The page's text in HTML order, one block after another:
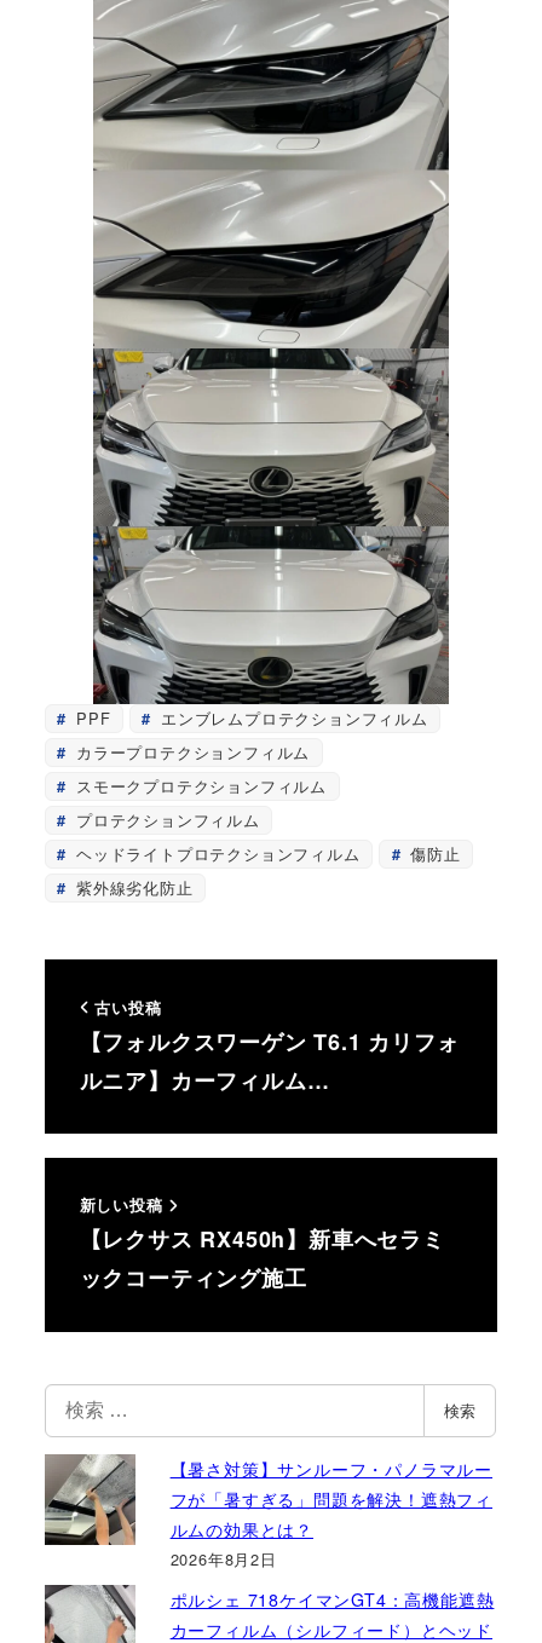
PPF
エンブレムプロテクションフィルム
カラープロテクションフィルム
スモークプロテクションフィルム
プロテクションフィルム
ヘッドライトプロテクションフィルム
傷防止
紫外線劣化防止
古い投稿
【フォルクスワーゲン T6.1 カリフォ
ルニア】カーフィルム…
新しい投稿
【レクサス RX450h】新車へセラミ
ックコーティング施工
索
検索
【暑さ対策】サンルーフ・パノラマルー
フが「暑すぎる」問題を解決！遮熱フィ
ルムの効果とは？
2026年8月2日
ポルシェ 718ケイマンGT4：高機能遮熱
カーフィルム（シルフィード）とヘッド